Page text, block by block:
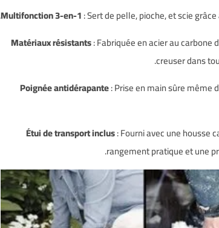
Multifonction 3-en-1: Sert de pelle, pioche, et scie
Matériaux résistants: Fabriquée en acier au carbone
creuser dans
Poignée antidérapante: Prise en main sûre même
Étui de transport inclus: Fourni avec une housse
rangement pratique et une